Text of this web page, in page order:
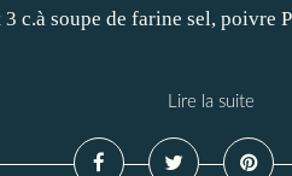
c.à soupe de farine sel,
Lire la suite